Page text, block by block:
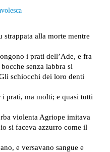
alla morte mentre
i prati dell’Ade, e fra
senza labbra si
schiocchi dei loro denti
prati, ma molti; e quasi tutti
violenta Agriope imitava
si faceva azzurro come il
e versavano sangue e